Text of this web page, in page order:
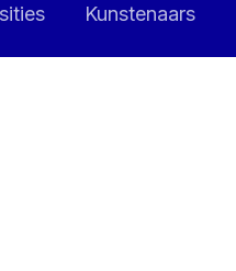
Kunstenaars